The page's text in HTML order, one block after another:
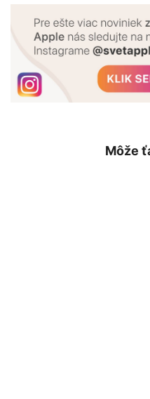
Môže